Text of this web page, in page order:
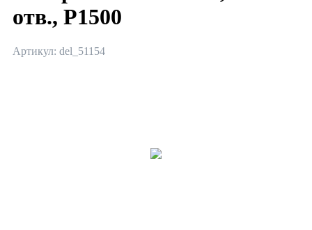
отв., P1500
Артикул: del_51154